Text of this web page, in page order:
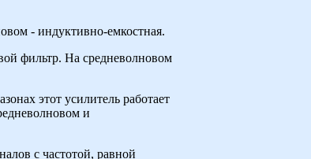
- индуктивно-емкостная.
фильтр. На средневолновом
этот усилитель работает
и
с частотой, равной